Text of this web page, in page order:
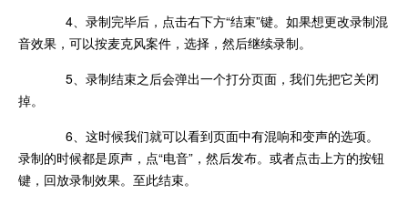
4、录制完毕后，点击右下方“结束”键。如果想更改录制混
音效果，可以按麦克风案件，选择，然后继续录制。
5、录制结束之后会弹出一个打分页面，我们先把它关闭
掉。
6、这时候我们就可以看到页面中有混响和变声的选项。
录制的时候都是原声，点“电音”，然后发布。或者点击上方的按钮
键，回放录制效果。至此结束。